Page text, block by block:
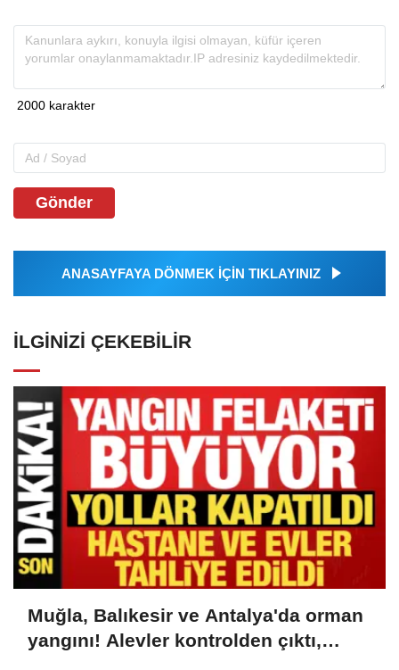
Gönder
ANASAYFAYA DÖNMEK İÇİN TIKLAYINIZ
İLGINIZI ÇEKEBILIR
Muğla, Balıkesir ve Antalya'da orman
yangını! Alevler kontrolden çıktı,